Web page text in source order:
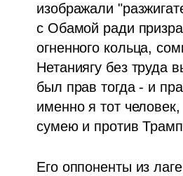
изображали
с Обамой ради
огненного кольца,
Нетаниягу без труда
был прав тогда - и
именно я тот
сумею и против
Его оппоненты из